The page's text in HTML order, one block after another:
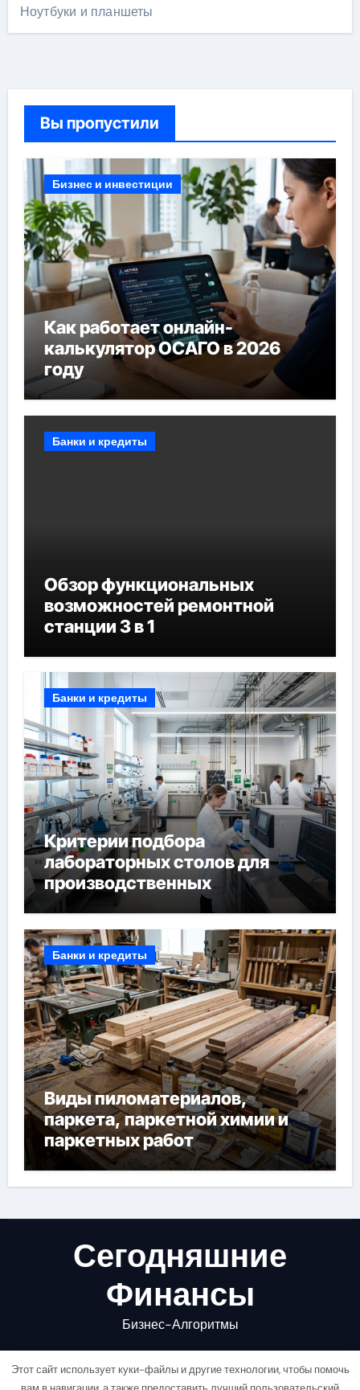
Ноутбуки и планшеты
Вы пропустили
Бизнес и инвестиции
Как работает онлайн-
калькулятор ОСАГО в 2026
году
Банки и кредиты
Обзор функциональных
возможностей ремонтной
станции 3 в 1
Банки и кредиты
Критерии подбора
лабораторных столов для
производственных
лабораторий
Банки и кредиты
Виды пиломатериалов,
паркета, паркетной химии и
паркетных работ
Сегодняшние
Финансы
Бизнес-Алгоритмы
Этот сайт использует куки-файлы и другие технологии, чтобы помочь